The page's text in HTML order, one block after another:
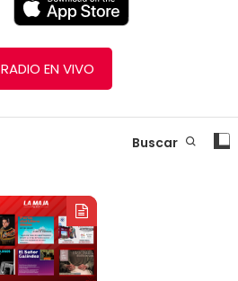
RADIO EN VIVO
Buscar